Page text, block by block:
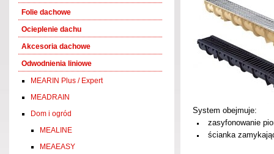
Folie dachowe
Ocieplenie dachu
Akcesoria dachowe
Odwodnienia liniowe
MEARIN Plus / Expert
MEADRAIN
Dom i ogród
MEALINE
MEAEASY
System obejmuje:
zasyfonowanie
ścianka